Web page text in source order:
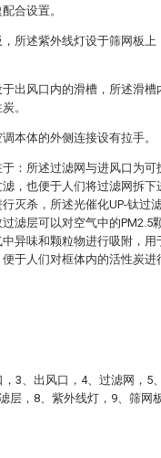
合设置。
所述紫外线灯设于筛网板上
出风口内的滑槽，所述滑槽
。
本体的外侧连接设有拉手。
：所述过滤网与进风口为可
，也便于人们将过滤网拆下
灭杀，所述光催化UP-钛过
滤层可以对空气中的PM2.5
异味和颗粒物进行吸附，用
于人们对框体内的活性炭进
3、出风口，4、过滤网，5
层，8、紫外线灯，9、筛网